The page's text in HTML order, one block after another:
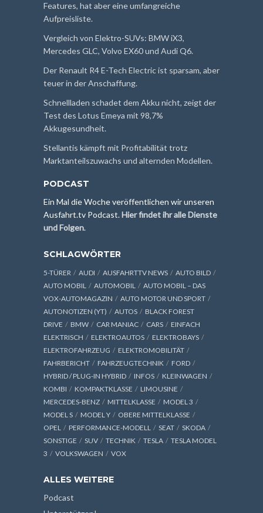
Features, hat aber eine umfangreiche
Aufpreisliste.
Vergleich von Elektro-SUVs: BMW iX3,
Mercedes GLC, Volvo EX60 und Audi Q6.
Der Renault R4 E-Tech Electric ist sparsam, aber
teuer in der Anschaffung.
Schnellladen schadet dem Akku nicht, zeigt der
Test des Lotus Emeya mit 98,7%
Akkugesundheit.
Stellantis kämpft mit Profitabilität trotz
Marktanteilszuwachs und alternden Modellen.
PODCAST
Ein Mal die Woche veröffentlichen wir unseren
Ausfahrt.tv Podcast.Hier findet ihr alle Dienste
und Folgen.
SCHLAGWÖRTER
5-TÜRER AUDI AUSFAHRTTV NEWS
AUTO BILD
AUTO MOBIL
AUTOMOBIL
AUTO MOBIL – DAS
VOX-AUTOMAGAZIN
AUTO MOTOR UND SPORT
AUTONOTIZEN (YT)
AUTOS
BLACK FOREST
DRIVE
BMW CAR MANIAC CARS
EINFACH
ELEKTRISCH
ELEKTROAUTOS
ELEKTROBAYS
ELEKTROFAHRZEUG
ELEKTROMOBILITÄT
FAHRBERICHT
FAHRZEUGTECHNIK
FORD
HYBRID / PLUG-IN HYBRID
INFOS
KLEINWAGEN
KOMBI
KOMPAKTKLASSE
LIMOUSINE
MERCEDES-BENZ
MITTELKLASSE
MODEL 3
MODEL S
MODEL Y
OBERE MITTELKLASSE
OPEL
PERFORMANCE-MODELL SEAT
SKODA
SONSTIGE
SUV TECHNIK TESLA
TESLA MODEL
3
VOLKSWAGEN VOX
ALLES WEITERE
Podcast